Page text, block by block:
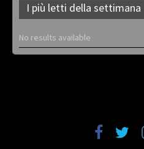
I più letti della settimana
No results available